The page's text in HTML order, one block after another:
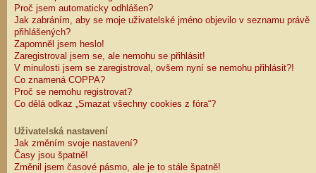
Proč jsem automaticky odhlášen?
Jak zabráním, aby se moje uživatelské jméno objevilo v seznamu právě
přihlášených?
Zapomněl jsem heslo!
Zaregistroval jsem se, ale nemohu se přihlásit!
V minulosti jsem se zaregistroval, ovšem nyní se nemohu přihlásit?!
Co znamená COPPA?
Proč se nemohu registrovat?
Co dělá odkaz „Smazat všechny cookies z fóra“?
Uživatelská nastavení
Jak změním svoje nastavení?
Časy jsou špatně!
Změnil jsem časové pásmo, ale je to stále špatně!